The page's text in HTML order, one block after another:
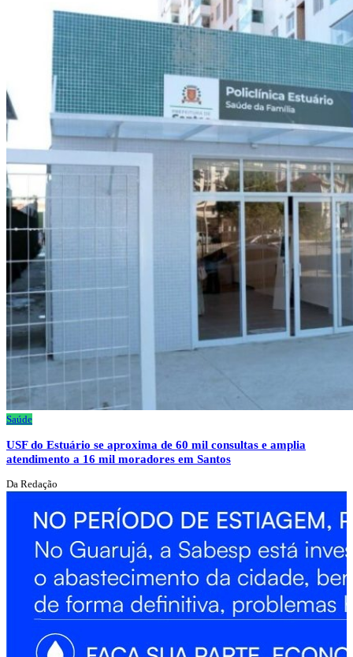
Saúde
USF do Estuário se aproxima de 60 mil consultas e amplia
atendimento a 16 mil moradores em Santos
Da Redação